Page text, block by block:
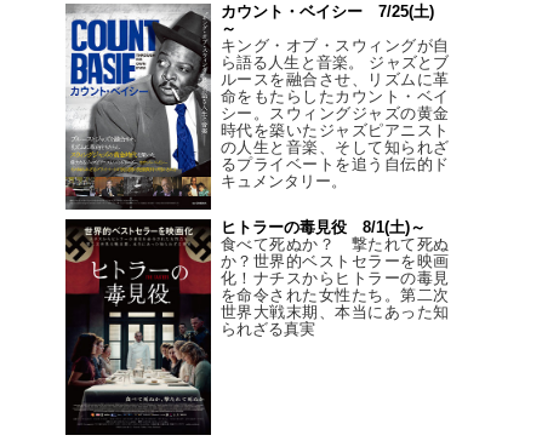
カウント・ベイシー 7/25(土)
～
キング・オブ・スウィングが自
ら語る人生と音楽。 ジャズとブ
ルースを融合させ、リズムに革
命をもたらしたカウント・ベイ
シー。スウィングジャズの黄金
時代を築いたジャズピアニスト
の人生と音楽、そして知られざ
るプライベートを追う自伝的ド
キュメンタリー。
ヒトラーの毒見役 8/1(土)～
食べて死ぬか？ 撃たれて死ぬ
か？世界的ベストセラーを映画
化！ナチスからヒトラーの毒見
を命令された女性たち。第二次
世界大戦末期、本当にあった知
られざる真実